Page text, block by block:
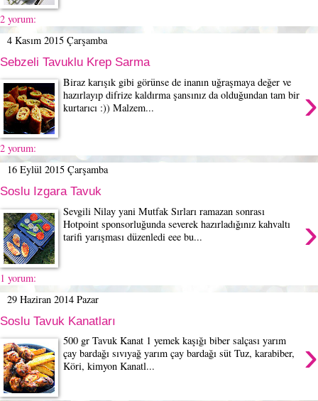
2 yorum:
4 Kasım 2015 Çarşamba
Sebzeli Tavuklu Krep Sarma
›
Biraz karışık gibi görünse de inanın uğraşmaya değer ve
hazırlayıp difrize kaldırma şansınız da olduğundan tam bir
kurtarıcı :)) Malzem...
2 yorum:
16 Eylül 2015 Çarşamba
Soslu Izgara Tavuk
›
Sevgili Nilay yani Mutfak Sırları ramazan sonrası
Hotpoint sponsorluğunda severek hazırladığınız kahvaltı
tarifi yarışması düzenledi eee bu...
1 yorum:
29 Haziran 2014 Pazar
Soslu Tavuk Kanatları
›
500 gr Tavuk Kanat 1 yemek kaşığı biber salçası yarım
çay bardağı sıvıyağ yarım çay bardağı süt Tuz, karabiber,
Köri, kimyon Kanatl...